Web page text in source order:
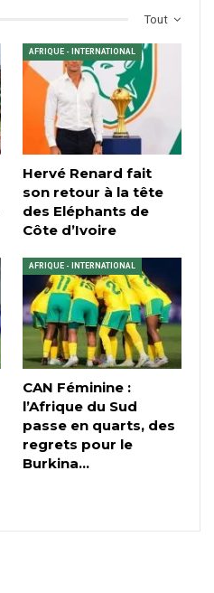
Tout
AFRIQUE - INTERNATIONAL
Hervé Renard fait
son retour à la tête
des Eléphants de
Côte d’Ivoire
AFRIQUE - INTERNATIONAL
CAN Féminine :
l’Afrique du Sud
passe en quarts, des
regrets pour le
Burkina…